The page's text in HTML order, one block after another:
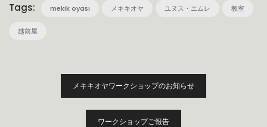
Tags: mekik oyası メキキオヤ ユヌス・エムレ 教室
越前屋
メキキオヤワークショップのお知らせ
ワークショップご報告